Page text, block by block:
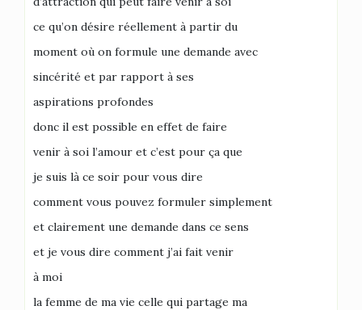
ce qu’on désire réellement à partir du
moment où on formule une demande avec
sincérité et par rapport à ses
aspirations profondes
donc il est possible en effet de faire
venir à soi l’amour et c’est pour ça que
je suis là ce soir pour vous dire
comment vous pouvez formuler simplement
et clairement une demande dans ce sens
et je vous dire comment j’ai fait venir
à moi
la femme de ma vie celle qui partage ma